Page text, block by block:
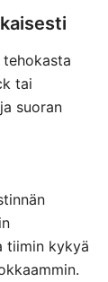
tehokasta
tai
suoran
tiimin kykyä